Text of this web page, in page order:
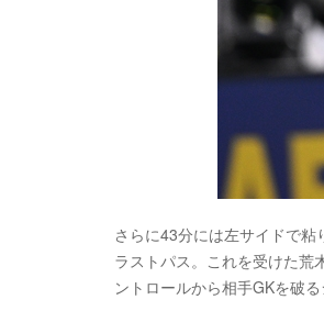
さらに43分には左サイドで
ラストパス。これを受けた荒
ントロールから相手GKを破